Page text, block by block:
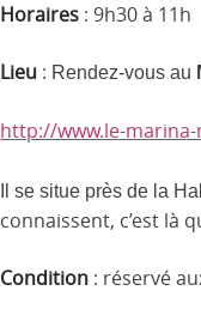
Horaires : 9h30 à 11h
Lieu : Rendez-vous au
http://www.le-
Il se situe près de la
connaissent, c’est là
Condition : réservé